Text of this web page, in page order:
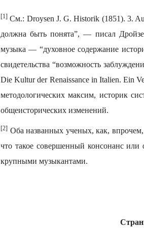
[1] См.: Droysen J. G. Historik (1851). 3.
должна быть понята”, — писал
музыка — “духовное содержание
свидетельства “возможность
Die Kultur der Renaissance in Italien. Ein
методологических максим, историк
общеисторических изменений.
[2] Оба названных ученых, как,
что такое совершенный консонанс
крупными музыкантами.